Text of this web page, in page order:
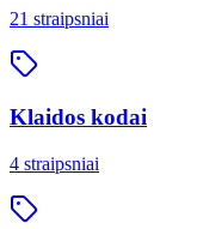
21 straipsniai
Klaidos kodai
4 straipsniai